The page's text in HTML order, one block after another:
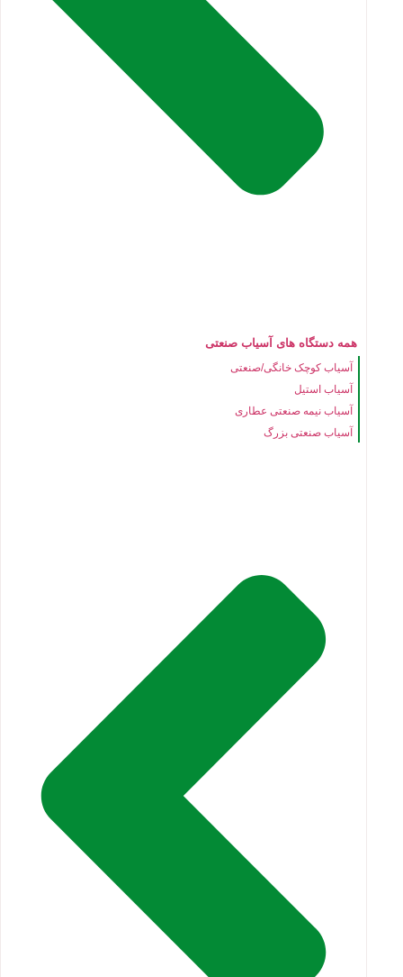
همه دستگاه های آسیاب صنعتی
آسیاب کوچک خانگی/صنعتی
آسیاب استیل
آسیاب نیمه صنعتی عطاری
آسیاب صنعتی بزرگ